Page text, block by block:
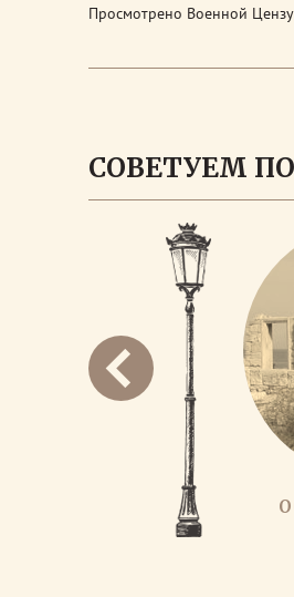
Просмотрено Военной
СОВЕТУЕМ